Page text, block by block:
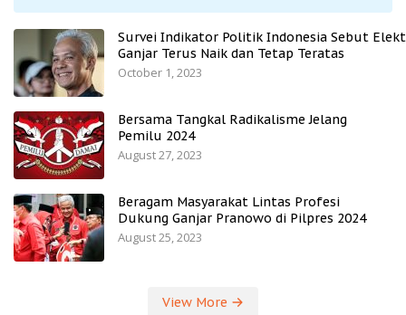
Survei Indikator Politik Indonesia Sebut
Ganjar Terus Naik dan Tetap Teratas
October 1, 2023
Bersama Tangkal Radikalisme Jelang
Pemilu 2024
August 27, 2023
Beragam Masyarakat Lintas Profesi
Dukung Ganjar Pranowo di Pilpres 2024
August 25, 2023
View More